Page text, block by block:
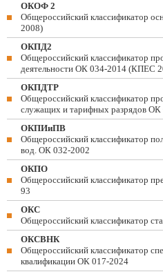
ОКОФ 2
Общероссийский классификатор
2008)
ОКПД2
Общероссийский классификатор
деятельности ОК 034-2014 (КПЕС
ОКПДТР
Общероссийский классификатор
служащих и тарифных разрядов ОК
ОКПИиПВ
Общероссийский классификатор
вод. ОК 032-2002
ОКПО
Общероссийский классификатор
93
ОКС
Общероссийский классификатор
ОКСВНК
Общероссийский классификатор
квалификации ОК 017-2024